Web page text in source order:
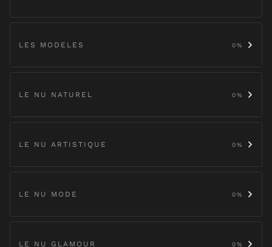
LES MODELES 0%
LE NU NATUREL 0%
LE NU ARTISTIQUE 0%
LE NU MODE 0%
LE NU GLAMOUR 0%